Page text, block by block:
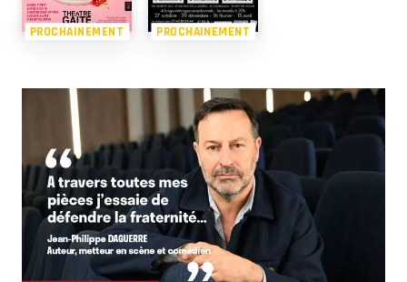
PROCHAINEMENT PROCHAINEMENT